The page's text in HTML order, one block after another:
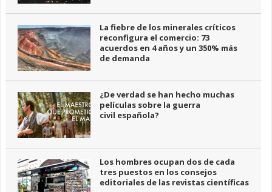
La fiebre de los minerales críticos
reconfigura el comercio: 73
acuerdos en 4 años y un 350% más
de demanda
¿De verdad se han hecho muchas
películas sobre la guerra
civil española?
Los hombres ocupan dos de cada
tres puestos en los consejos
editoriales de las revistas científicas